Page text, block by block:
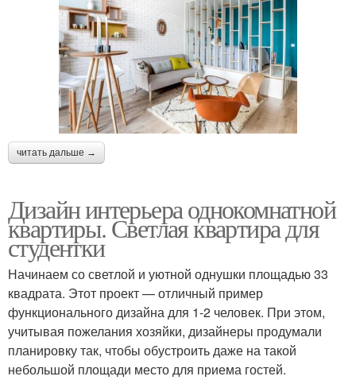
читать дальше →
Дизайн интерьера однокомнатной
квартиры. Светлая квартира для
студентки
Начинаем со светлой и уютной однушки площадью 33
квадрата. Этот проект — отличный пример
функционального дизайна для 1-2 человек. При этом,
учитывая пожелания хозяйки, дизайнеры продумали
планировку так, чтобы обустроить даже на такой
небольшой площади место для приема гостей.